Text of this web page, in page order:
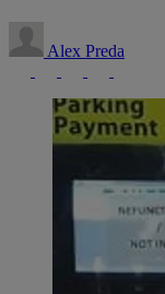
Alex Preda